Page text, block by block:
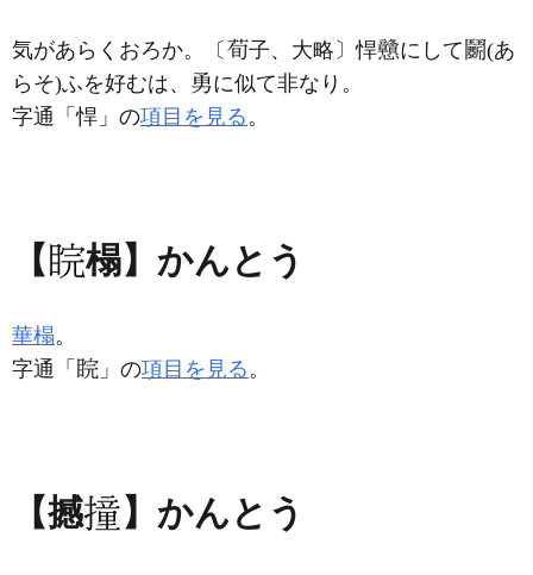
気があらくおろか。〔 子、大略〕悍 にして
(あ
らそ)ふを好むは、
に似て非なり。
字通「悍」の項目を見る。
【 榻】かんとう
華榻。
字通「
」の項目を見る。
【撼 】かんとう